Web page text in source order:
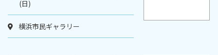
(日)
横浜市民ギャラリー